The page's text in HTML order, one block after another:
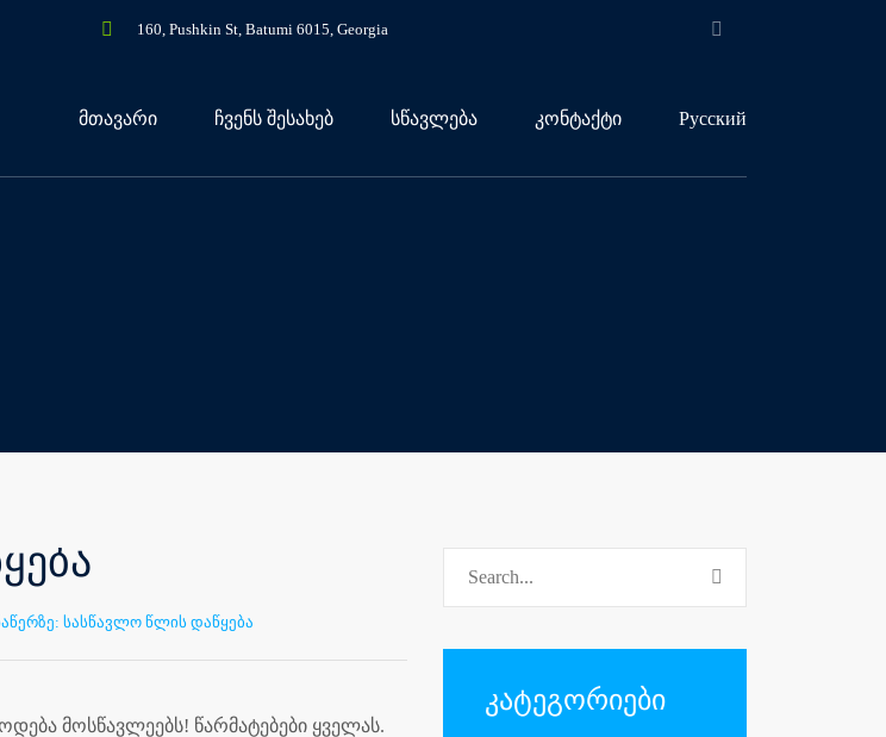
160, Pushkin St, Batumi 6015, Georgia
მთავარი ჩვენს შესახებ სწავლება კონტაქტი Русский
სასწავლო წლის დაწყება
მოსწავლეებს! წარმატებები ყველას.
კატეგორიები